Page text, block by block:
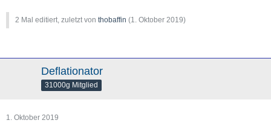
2 Mal editiert, zuletzt von thobaffin (1. Oktober 2019)
Deflationator
31000g Mitglied
1. Oktober 2019